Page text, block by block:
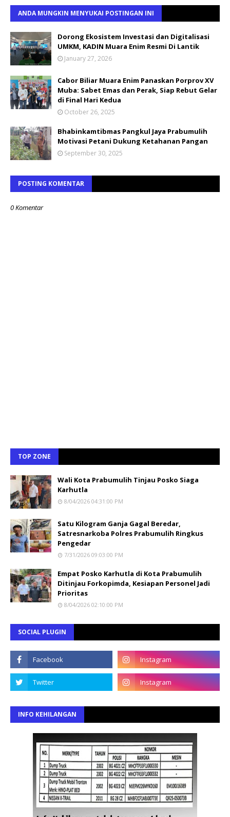
ANDA MUNGKIN MENYUKAI POSTINGAN INI
Dorong Ekosistem Investasi dan Digitalisasi
UMKM, KADIN Muara Enim Resmi Di Lantik
January 27, 2026
Cabor Biliar Muara Enim Panaskan Porprov XV
Muba: Sabet Emas dan Perak, Siap Rebut Gelar
di Final Hari Kedua
October 26, 2025
Bhabinkamtibmas Pangkul Jaya Prabumulih
Motivasi Petani Dukung Ketahanan Pangan
September 30, 2025
POSTING KOMENTAR
0 Komentar
TOP ZONE
Wali Kota Prabumulih Tinjau Posko Siaga
Karhutla
8/04/2026 04:31:00 PM
Satu Kilogram Ganja Gagal Beredar,
Satresnarkoba Polres Prabumulih Ringkus
Pengedar
7/31/2026 09:03:00 PM
Empat Posko Karhutla di Kota Prabumulih
Ditinjau Forkopimda, Kesiapan Personel Jadi
Prioritas
8/04/2026 02:10:00 PM
SOCIAL PLUGIN
INFO KEHILANGAN